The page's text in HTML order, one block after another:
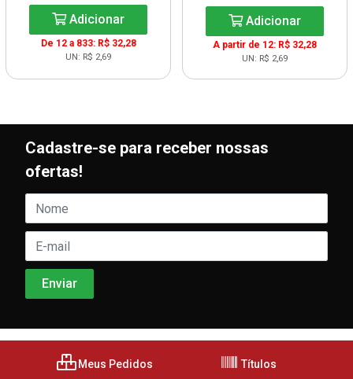
Adicionar
De 12 a 833: R$ 32,28
UN: R$ 2,69
Adicionar
A partir de 12: R$ 32,28
UN: R$ 2,69
Cadastre-se para receber nossas
ofertas!
Meus Pedidos Títulos